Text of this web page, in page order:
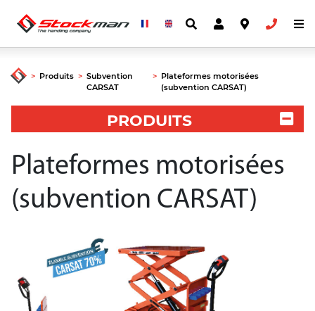
> Produits > Subvention
CARSAT
> Plateformes motorisées
(subvention CARSAT)
PRODUITS
Plateformes motorisées
(subvention CARSAT)